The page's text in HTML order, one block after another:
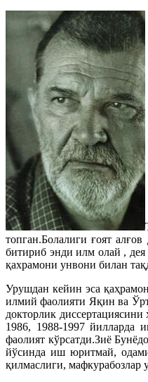
топган.Болалиги ғоят
битириб энди илм олай ,
қахрамони унвони билан
Урушдан кейин эса
илмий фаолияти Яқин ва
докторлик
1986, 1988-1997 йилларда
фаолият кўрсатди.Зиё
йўсинда иш юритмай,
қилмаслиги, мафкурабозлар